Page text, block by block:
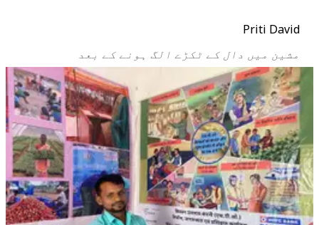
Priti David
مشین میں دال کے ٹکڑے الگ ہونے کے بعد